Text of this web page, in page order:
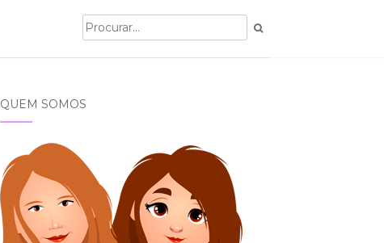
QUEM SOMOS